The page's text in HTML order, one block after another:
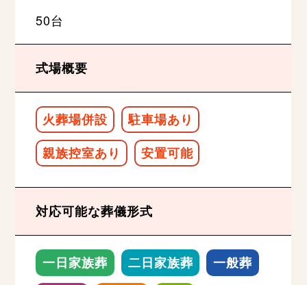
50台
式場概要
火葬場併設
駐車場あり
親族控室あり
安置可能
対応可能な葬儀形式
一日家族葬 二日家族葬
一般葬